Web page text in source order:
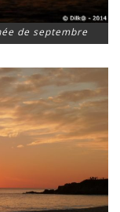
de septembre